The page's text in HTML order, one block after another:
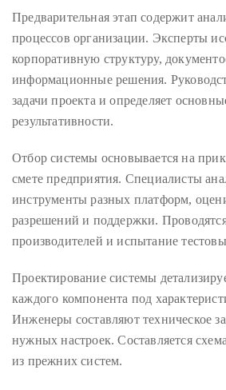
Right
Reserved
TheDuanewells
Privacy
Ploicy
|
Предварительная этап содержит
процессов организации. Эксперты
корпоративную структуру,
информационные решения.
задачи проекта и определяет
результативности.
Отбор системы основывается на
смете предприятия. Специалисты
инструменты разных платформ,
разрешений и поддержки.
производителей и испытание
Проектирование системы
каждого компонента под
Инженеры составляют техническое
нужных настроек. Составляется
из прежних систем.